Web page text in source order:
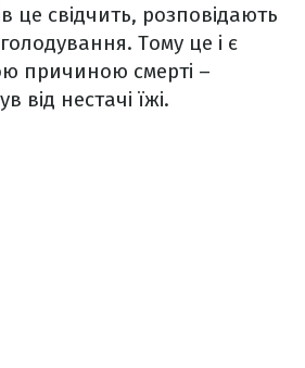
це свідчить, розповідають
Тому це і є
причиною смерті –
від нестачі їжі.